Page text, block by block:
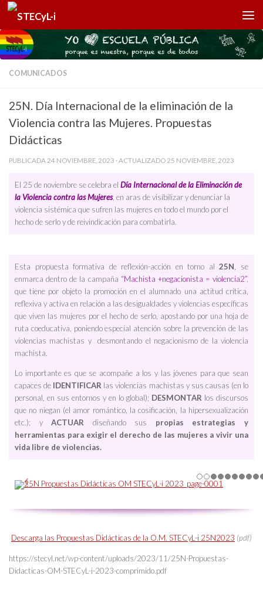
Saltar al contenido
COMUNICADOS
25N. Día Internacional de la eliminación de la
Violencia contra las Mujeres. Propuestas
Didácticas
PUBLICADA 24 NOVIEMBRE, 2023 · ACTUALIZADO 25 NOVIEMBRE, 2023
El 25 de noviembre se celebra el Día Internacional de la Eliminación de
la Violencia contra las Mujeres, en aras de visibilizar y denunciar la
violencia sistémica que sufren las mujeres en todo el mundo por el
hecho de serlo y de reivindicación para combatirla.
Esta propuesta formativa de reflexión-acción en torno al25N , se
enmarca dentro de la campaña “Machista +negacionista = violencia2”,
que tiene por objeto la promoción en el alumnado una actitud crítica,
reflexiva y activa en relación a las desigualdades y violencias específicas
que viven las mujeres por el hecho de serlo, apostando por una hoja de
ruta coeducativa, poniendo especial atención sobre la prevención de las
violencias machistas y desmontando el negacionismo de la violencia
machista.
Lo importante es que se acompañe a los y las jóvenes para que sean
capaces de IDENTIFICAR las violencias machistas y sus causas (en lo
personal, en sus entornos y en lo global); DESMONTAR los discursos
que no niegan (el amor romántico, la cosificación, la hipersexualización
etc.); yACTUAR diseñando sus propias estrategias y
herramientas para exigir el derecho de las mujeres a vivir una
vida libre de violencias.
Descarga las Propuestas Didácticas de la O.M. STECyL-i 25N2023 (pdf)
https://stecyl.net/wp-content/uploads/2023/11/25N-Propuestas-
Didacticas-OM-STECyL-i-2023-comprimido.pdf